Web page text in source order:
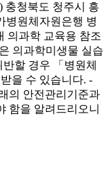
충청북도 청주시 흥
병원체자원은행 병
의과학 교육용 참조
의과학미생물 실습
할 경우 「병원체
을 수 있습니다. -
의 안전관리기준과
함을 알려드리오니